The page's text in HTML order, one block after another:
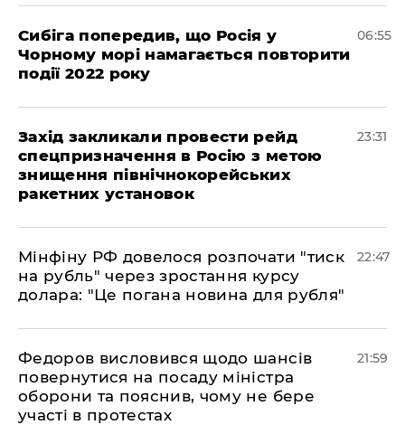
Сибіга попередив, що Росія у
Чорному морі намагається повторити
події 2022 року
06:55
​Захід закликали провести рейд
спецпризначення в Росію з метою
знищення північнокорейських
ракетних установок
23:31
​Мінфіну РФ довелося розпочати "тиск
на рубль" через зростання курсу
долара: "Це погана новина для рубля"
22:47
​Федоров висловився щодо шансів
повернутися на посаду міністра
оборони та пояснив, чому не бере
участі в протестах
21:59